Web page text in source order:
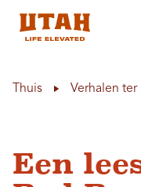
Thuis Verhalen
Een